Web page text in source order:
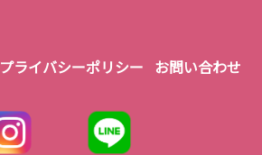
プライバシーポリシー お問い合わせ